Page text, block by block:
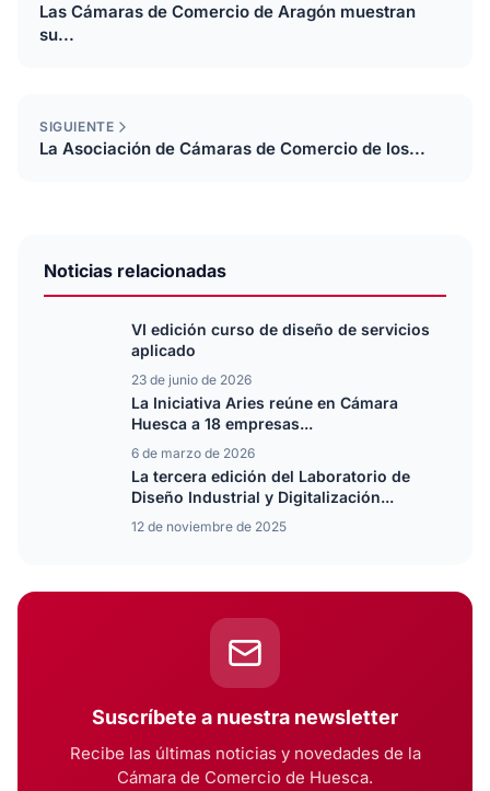
Las Cámaras de Comercio de Aragón muestran
su...
SIGUIENTE
La Asociación de Cámaras de Comercio de los...
Noticias relacionadas
VI edición curso de diseño de servicios
aplicado
23 de junio de 2026
La Iniciativa Aries reúne en Cámara
Huesca a 18 empresas...
6 de marzo de 2026
La tercera edición del Laboratorio de
Diseño Industrial y Digitalización...
12 de noviembre de 2025
Suscríbete a nuestra newsletter
Recibe las últimas noticias y novedades de la
Cámara de Comercio de Huesca.